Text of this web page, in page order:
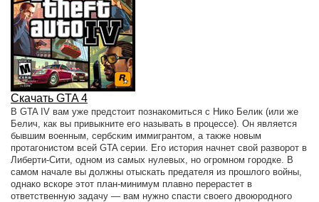
Скачать GTA 4
В GTA IV вам уже предстоит познакомиться с Нико Белик (или же
Белич, как вы привыкните его называть в процессе). Он является
бывшим военным, сербским иммигрантом, а также новым
протагонистом всей GTA серии. Его история начнет свой разворот в
Либерти-Сити, одном из самых нулевых, но огромном городке. В
самом начале вы должны отыскать предателя из прошлого войны,
однако вскоре этот план-минимум плавно перерастет в
ответственную задачу — вам нужно спасти своего двоюродного